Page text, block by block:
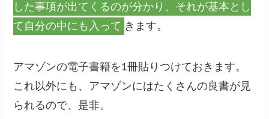
した事項が出てくるのが分かり、それが基本とし
て自分の中にも入って きます。
アマゾンの電子書籍を1冊貼りつけておきます。
これ以外にも、アマゾンにはたくさんの良書が見
られるので、是非。